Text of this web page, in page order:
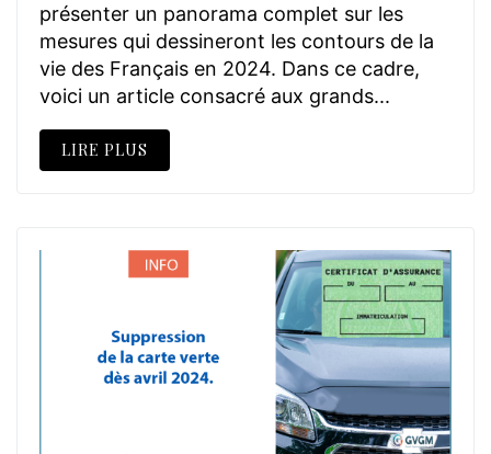
présenter un panorama complet sur les
mesures qui dessineront les contours de la
vie des Français en 2024. Dans ce cadre,
voici un article consacré aux grands...
LIRE PLUS